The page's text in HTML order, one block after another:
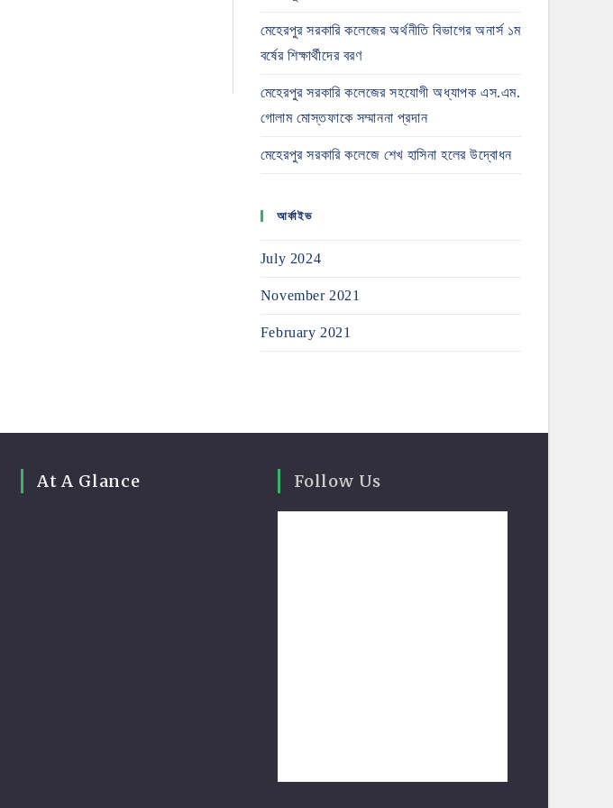
মেহেরপুর সরকারি কলেজের অর্থনীতি বিভাগের অনার্স ১ম
বর্ষের শিক্ষার্থীদের বরণ
মেহেরপুর সরকারি কলেজের সহযোগী অধ্যাপক এস.এম.
গোলাম মোস্তফাকে সম্মাননা প্রদান
মেহেরপুর সরকারি কলেজে শেখ হাসিনা হলের উদ্বোধন
আর্কাইভ
July 2024
November 2021
February 2021
At A Glance Follow Us